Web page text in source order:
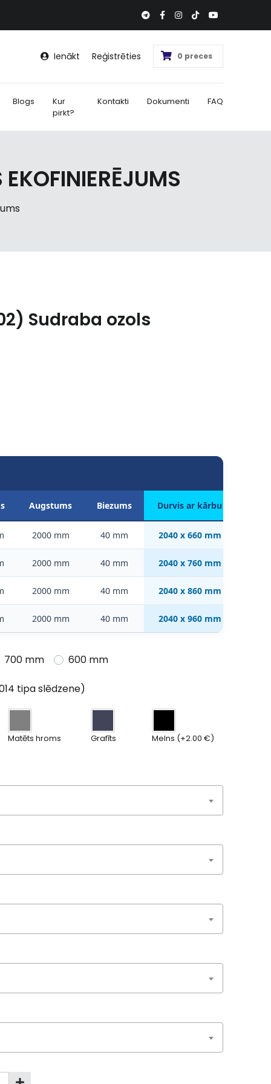
Ienākt Reģistrēties 0 preces
Blogs
Kur
pirkt?
Kontakti Dokumenti FAQ
Sudraba ozols
Augstums Biezums Durvis ar kārbu
2000 mm 40 mm 2040 x 660 mm
2000 mm 40 mm 2040 x 760 mm
2000 mm 40 mm 2040 x 860 mm
2000 mm 40 mm 2040 x 960 mm
700 mm 600 mm
tipa slēdzene)
Matēts hroms Grafīts Melns (+2.00 €)